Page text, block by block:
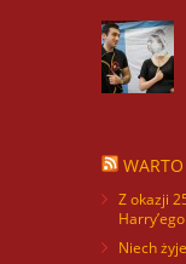
Z okazji
Niech